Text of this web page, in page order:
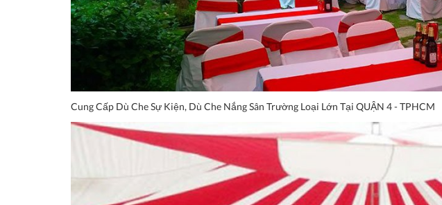
Cung Cấp Dù Che Sự Kiện, Dù Che Nắng Sân Trường Loại Lớn Tại QUẬN 4 - TPHCM